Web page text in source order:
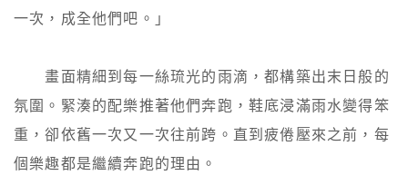
一次，成全他們吧。」
畫面精細到每一絲琉光的雨滴，都構築出末日般的
氛圍。緊湊的配樂推著他們奔跑，鞋底浸滿雨水變得笨
重，卻依舊一次又一次往前跨。直到疲倦壓來之前，每
個樂趣都是繼續奔跑的理由。